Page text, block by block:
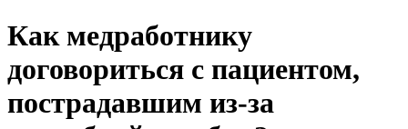
Как медработнику
договориться с пациентом,
пострадавшим из-за